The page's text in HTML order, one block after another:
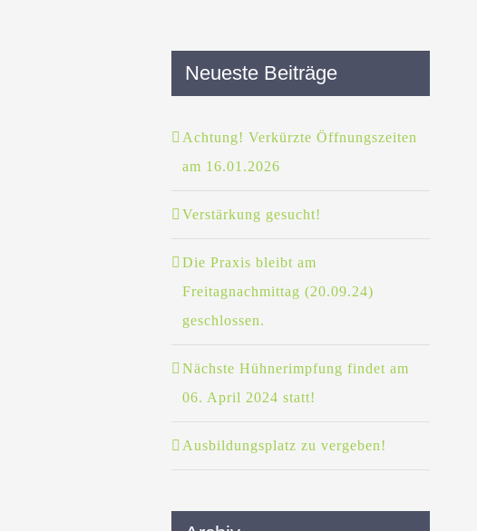
Neueste Beiträge
Achtung! Verkürzte Öffnungszeiten
am 16.01.2026
Verstärkung gesucht!
Die Praxis bleibt am
Freitagnachmittag (20.09.24)
geschlossen.
Nächste Hühnerimpfung findet am
06. April 2024 statt!
Ausbildungsplatz zu vergeben!